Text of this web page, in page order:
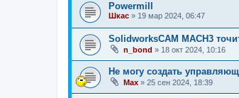
Powermill
Шкас » 19 мар 2024, 06:47
SolidworksCAM MACH3
n_bond » 18 окт 2024, 10:16
Не могу создать
Мах » 25 сен 2024, 18:39